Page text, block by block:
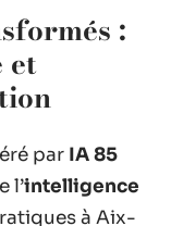
:
et
par IA 85
l’intelligence
à Aix-